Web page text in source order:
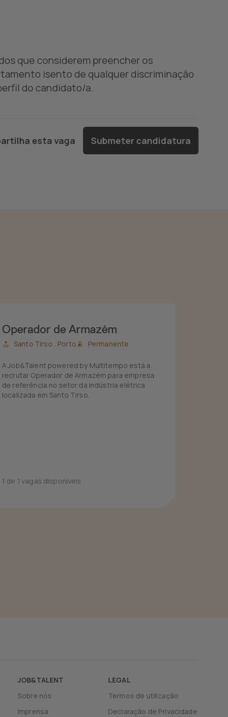
que considerem preencher os
isento de qualquer discriminação
do candidato/a.
esta vaga Submeter candidatura
Operador de Armazém
Santo Tirso , Porto Permanente
A Job&Talent powered by Multitempo está a
recrutar Operador de Armazém para empresa
de referência no setor da indústria elétrica
localizada em Santo Tirso.
1 de 1 vagas disponíveis
JOB&TALENT
Sobre nós
Imprensa
LEGAL
Termos de utilização
Declaração de Privacidade